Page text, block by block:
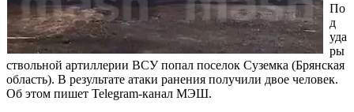
По
д
уда
ры
ствольной артиллерии ВСУ попал поселок Суземка (Брянская
область). В результате атаки ранения получили двое человек.
Об этом пишет Telegram-канал МЭШ.